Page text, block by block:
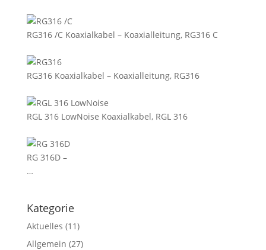
RG316 /C Koaxialkabel – Koaxialleitung, RG316 C
RG316 Koaxialkabel – Koaxialleitung, RG316
RGL 316 LowNoise Koaxialkabel, RGL 316
RG 316D –
…
Kategorie
Aktuelles (11)
Allgemein (27)